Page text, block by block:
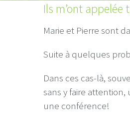
Ils m’ont appelée
Marie et Pierre sont
Suite à quelques
Dans ces cas-là,
sans y faire
une conférence!